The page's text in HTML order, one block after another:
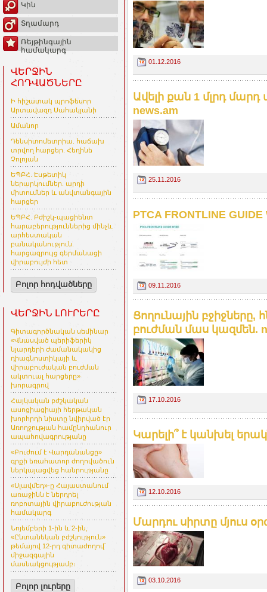
Կին
Տղամարդ
Ռեյթինգային
համակարգ
ՎԵՐՋԻՆ
ՀՈԴՎԱԾՆԵՐԸ
Ի հիշատակ պրոֆեսոր
Արտավազդ Սահակյանի
Ամանոր
Դենսիտոմետրիա. հաճախ
տրվող հարցեր. Հեղինե
Չոլոյան
ԵՊԲՀ. Էսթետիկ
ներարկումներ. արդի
միտումներ և անվտանգային
հարցեր
ԵՊԲՀ. Բժիշկ-պացիենտ
հարաբերություններից մինչև
արհեստական
բանականություն.
հարցազրույց գերմանացի
վիրաբույժի հետ
Բոլոր հոդվածները
ՎԵՐՋԻՆ ԼՈՒՐԵՐԸ
Գիտագործնական սեմինար
«Վնասված պերիֆերիկ
նյարդերի ժամանակակից
դիագնոստիկայի և
վիրաբուժական բուժման
ակտուալ հարցերը»
խորագրով
Հայկական բժշկական
ասոցիացիայի հերթական
խորհրդի նիստը նվիրված էր
Առողջության համընդհանուր
ապահովագրությանը
«Բուժում է Վարդանանցը»
գրքի եռահատոր ժողովածուն
ներկայացվեց հանրությանը
«Սլավմեդ»-ը Հայաստանում
առաջինն է ներդրել
ռոբոտային վիրաբուժության
համակարգ
Նոյեմբերի 1-ին և 2-ին,
«Ընտանեկան բժշկություն»
թեմայով 12-րդ գիտաժողով՝
միջազգային
մասնակցությամբ։
Բոլոր լուրերը
01.12.2016
Ավելի քան 1 մլրդ
news.am
25.11.2016
PTCA FRONTLINE GUIDE
09.11.2016
Ցողունային
բուժման մաս կազմեն.
17.10.2016
Կարելի՞ է կանխել
12.10.2016
Մարդու սիրտը մյուս
03.10.2016